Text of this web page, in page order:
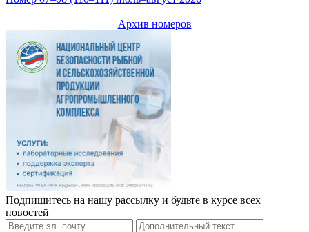
Архив номеров
Подпишитесь на нашу рассылку и будьте в курсе всех
новостей